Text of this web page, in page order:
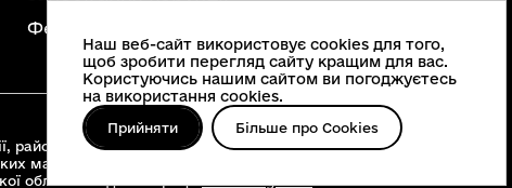
Федерація професійних спілок України
військові адміністрації, територіальні
матеріалів, що опубліковані на цьому сайті,
облвійськадміністрації
Наш веб-сайт використовує cookies для того,
щоб зробити перегляд сайту кращим для вас.
Користуючись нашим сайтом ви погоджуєтесь
на використання cookies.
Прийняти Більше про Cookies